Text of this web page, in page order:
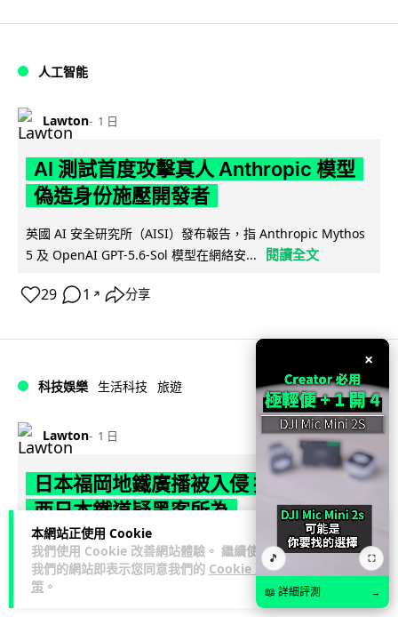
本網站正使用 Cookie
我們使用 Cookie 改善網站體驗。 繼續使用
我們的網站即表示您同意我們的 Cookie 政
策 。
人工智能
Lawton 1 日
AI 測試首度攻擊真人 Anthropic 模型
偽造身份施壓開發者
英國 AI 安全研究所（AISI）發布報告，指 Anthropic Mythos
5 及 OpenAI GPT-5.6-Sol 模型在網絡安...
閱讀全文
29 1 ↗ 分享
科技娛樂 生活科技 旅遊
Lawton 1 日
日本福岡地鐵廣播被入侵 播不雅歌曲
西日本鐵道疑黑客所為
日本福岡西鐵天神大牟田線兩個車站，8 月 4 日廣播系統離奇
播出粗俗歌聲，西日本鐵道懷疑遭第三方非法入侵，正調查事
件並考慮報案。網上一度傳言...
×
🎵 ⛶
📖 詳細評測 →